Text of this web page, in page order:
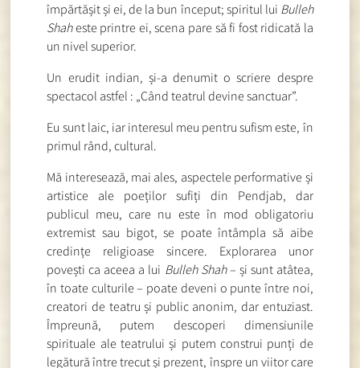
împărtășit și ei, de la bun început; spiritul lui Bulleh
Shaheste printre ei, scena pare să fi fost ridicată la
un nivel superior.
Un erudit indian, și-a denumit o scriere despre
spectacol astfel : „Când teatrul devine sanctuar”.
Eu sunt laic, iar interesul meu pentru sufism este, în
primul rând, cultural.
Mă interesează, mai ales, aspectele performative și
artistice ale poeților sufiți din Pendjab, dar
publicul meu, care nu este în mod obligatoriu
extremist sau bigot, se poate întâmpla să aibe
credințe religioase sincere. Explorarea unor
povești ca aceea a lui Bulleh Shah– și sunt atâtea,
în toate culturile – poate deveni o punte între noi,
creatori de teatru și public anonim, dar entuziast.
Împreună, putem descoperi dimensiunile
spirituale ale teatrului și putem construi punți de
legătură între trecut și prezent, înspre un viitor care